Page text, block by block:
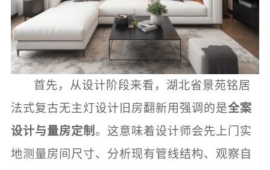
首先，从设计阶段来看，湖北省景苑铭居
法式复古无主灯设计旧房翻新用强调的是全案
设计与量房定制 。这意味着设计师会先上门实
地测量房间尺寸、分析现有管线结构、观察自